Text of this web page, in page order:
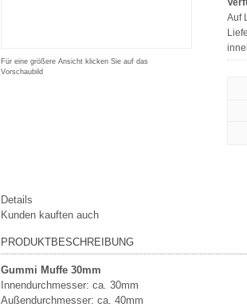
Für eine größere Ansicht klicken Sie auf das
Vorschaubild
Auf
Details
Kunden kauften auch
PRODUKTBESCHREIBUNG
Gummi Muffe 30mm
Innendurchmesser: ca. 30mm
Außendurchmesser: ca. 40mm